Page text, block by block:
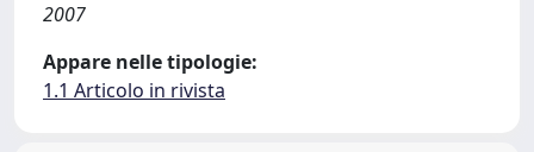
2007
Appare nelle tipologie:
1.1 Articolo in rivista